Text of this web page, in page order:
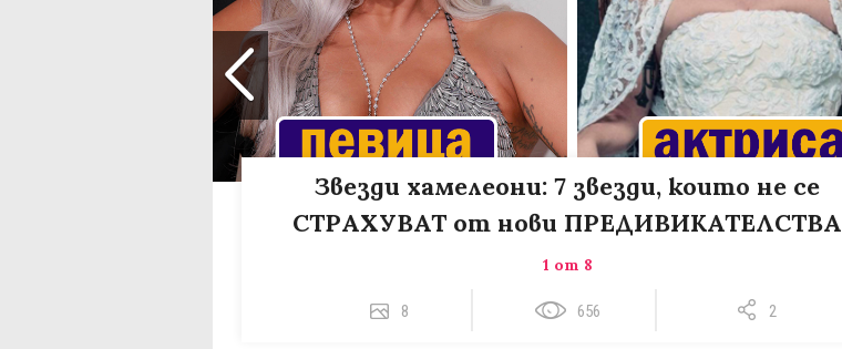
Звезди хамелеони: 7 звезди, които не се
СТРАХУВАТ от нови ПРЕДИВИКАТЕЛСТВА
1 от 8
8 656 2